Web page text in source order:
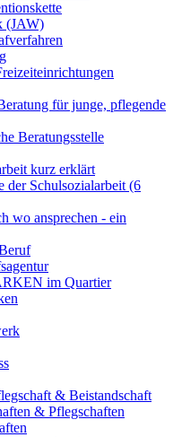
(JAW)
für junge, pflegende
Beratungsstelle
kurz erklärt
der Schulsozialarbeit (6
wo ansprechen - ein
im Quartier
& Beistandschaft
& Pflegschaften